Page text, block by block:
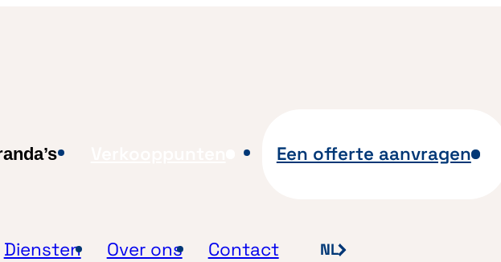
Een offerte aanvragen
Diensten Over ons Contact NL